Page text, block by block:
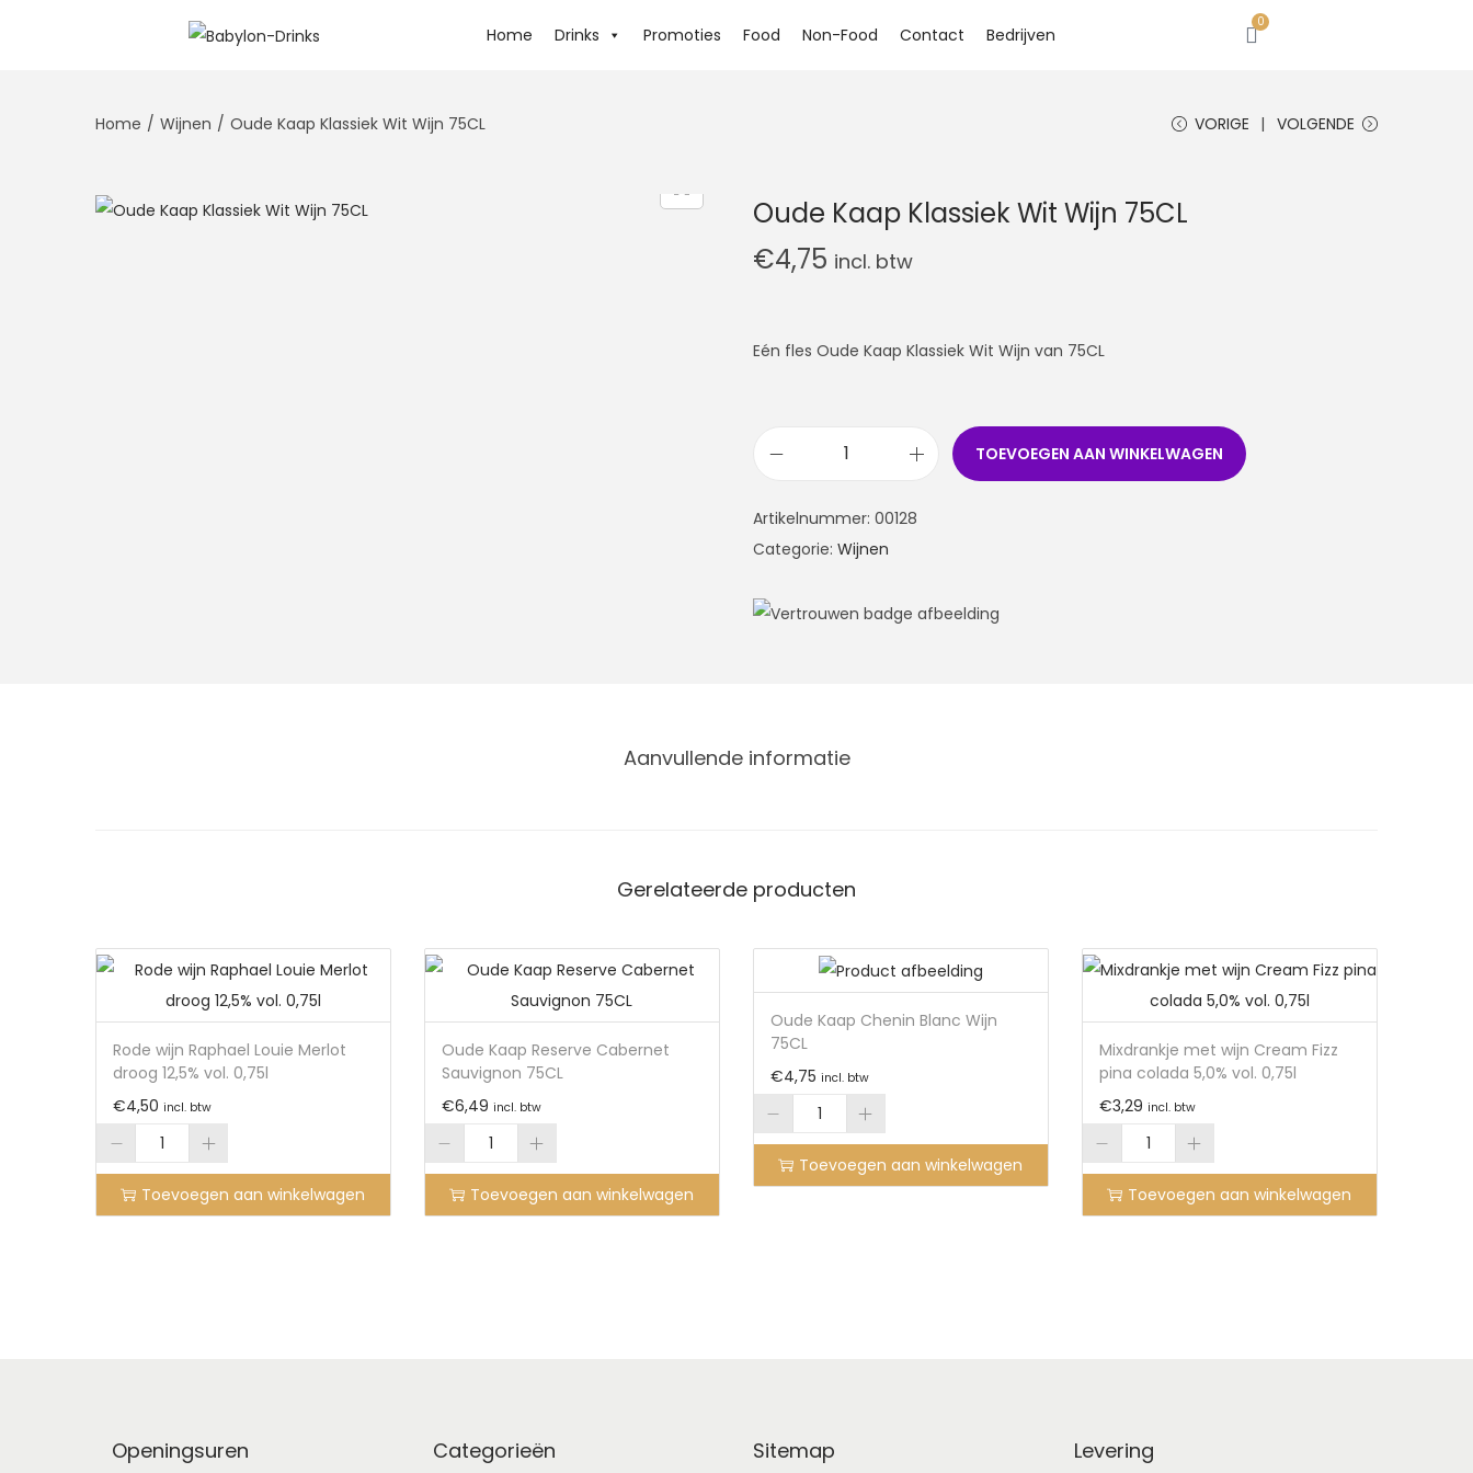
Home Drinks Promoties Food Non-Food Contact Bedrijven
0
Home / Wijnen / Oude Kaap Klassiek Wit Wijn 75CL VORIGE VOLGENDE
Oude Kaap Klassiek Wit Wijn 75CL
€4,75 incl. btw
Eén fles Oude Kaap Klassiek Wit Wijn van 75CL
TOEVOEGEN AAN WINKELWAGEN
Artikelnummer: 00128
Categorie: Wijnen
Aanvullende informatie
Gerelateerde producten
Rode wijn Raphael Louie Merlot
droog 12,5% vol. 0,75l
€4,50 incl. btw
Toevoegen aan winkelwagen
Oude Kaap Reserve Cabernet
Sauvignon 75CL
€6,49 incl. btw
Toevoegen aan winkelwagen
Oude Kaap Chenin Blanc Wijn
75CL
€4,75 incl. btw
Toevoegen aan winkelwagen
Mixdrankje met wijn Cream Fizz
pina colada 5,0% vol. 0,75l
€3,29 incl. btw
Toevoegen aan winkelwagen
Openingsuren Categorieën Sitemap Levering